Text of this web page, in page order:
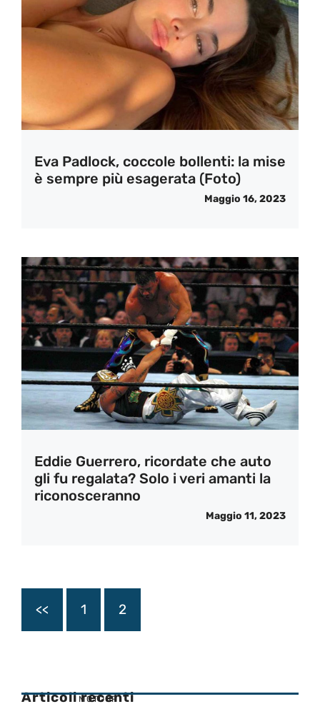
Eva Padlock, coccole bollenti: la mise
è sempre più esagerata (Foto)
Maggio 16, 2023
Eddie Guerrero, ricordate che auto
gli fu regalata? Solo i veri amanti la
riconosceranno
Maggio 11, 2023
<< 1 2
Articoli recenti
MOTOGP